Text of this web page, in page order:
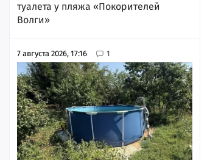
туалета у пляжа «Покорителей
Волги»
7 августа 2026, 17:16 1